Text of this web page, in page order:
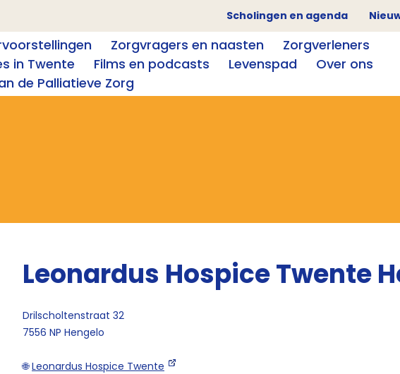
Scholingen en agenda
Zorgvragers en naasten
Zorgverleners
in Twente
Films en podcasts Levenspad
Over ons
de Palliatieve Zorg
Leonardus Hospice Twente
Drilscholtenstraat 32
7556 NP Hengelo
🌐Leonardus Hospice Twente